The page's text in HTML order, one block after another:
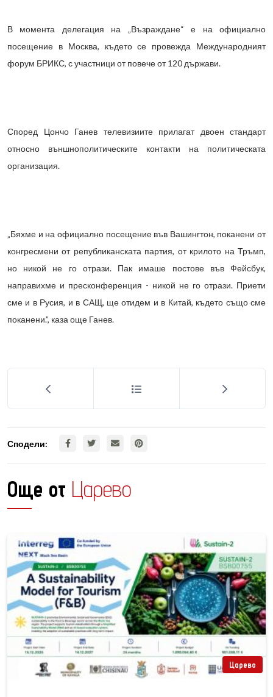
В момента делегация на „Възраждане“ е на официално
посещение в Москва, където се провежда Международният
форум БРИКС, с участници от повече от 120 държави.
Според Цончо Ганев телевизиите прилагат двоен стандарт
относно външнополитическите контакти на политическата
организация.
„Бяхме и на официално посещение във Вашингтон, поканени от
конгресмени от републиканската партия, от крилото на Тръмп,
но никой не го отрази. Пак имаше постове във Фейсбук,
направихме и пресконференция - никой не го отрази. Приети
сме и в Русия, и в САЩ, ще отидем и в Китай, където също сме
поканени.”, каза още Ганев.
Сподели:
Още от Царево
Царево